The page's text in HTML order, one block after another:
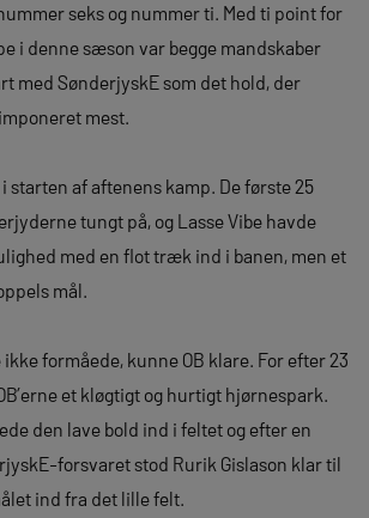
seks og nummer ti. Med ti point for
i denne sæson var begge mandskaber
med SønderjyskE som det hold, der
mest.
starten af aftenens kamp. De første 25
tungt på, og Lasse Vibe havde
med en flot træk ind i banen, men et
mål.
formåede, kunne OB klare. For efter 23
et kløgtigt og hurtigt hjørnespark.
den lave bold ind i feltet og efter en
forsvaret stod Rurik Gislason klar til
ind fra det lille felt.